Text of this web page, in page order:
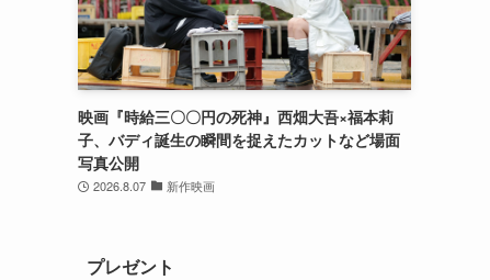
映画『時給三〇〇円の死神』西畑大吾×福本莉
子、バディ誕生の瞬間を捉えたカットなど場面
写真公開
2026.8.07 新作映画
プレゼント